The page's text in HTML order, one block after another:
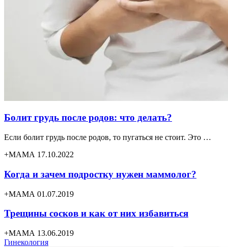
Болит грудь после родов: что делать?
Если болит грудь после родов, то пугаться не стоит. Это …
+МАМА 17.10.2022
Когда и зачем подростку нужен маммолог?
+МАМА 01.07.2019
Трещины сосков и как от них избавиться
+МАМА 13.06.2019
Гинекология